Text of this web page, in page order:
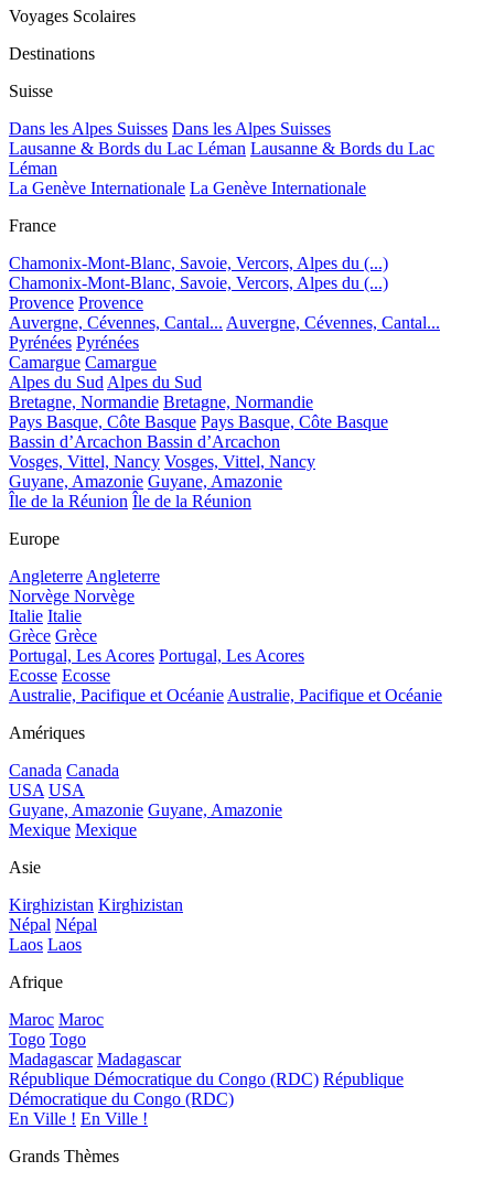
Voyages Scolaires
Destinations
Suisse
Dans les Alpes Suisses Dans les Alpes Suisses
Lausanne & Bords du Lac Léman Lausanne & Bords du Lac
Léman
La Genève Internationale La Genève Internationale
France
Chamonix-Mont-Blanc, Savoie, Vercors, Alpes du (...)
Chamonix-Mont-Blanc, Savoie, Vercors, Alpes du (...)
Provence Provence
Auvergne, Cévennes, Cantal... Auvergne, Cévennes, Cantal...
Pyrénées Pyrénées
Camargue Camargue
Alpes du Sud Alpes du Sud
Bretagne, Normandie Bretagne, Normandie
Pays Basque, Côte Basque Pays Basque, Côte Basque
Bassin d’Arcachon Bassin d’Arcachon
Vosges, Vittel, Nancy Vosges, Vittel, Nancy
Guyane, Amazonie Guyane, Amazonie
Île de la Réunion Île de la Réunion
Europe
Angleterre Angleterre
Norvège Norvège
Italie Italie
Grèce Grèce
Portugal, Les Acores Portugal, Les Acores
Ecosse Ecosse
Australie, Pacifique et Océanie Australie, Pacifique et Océanie
Amériques
Canada Canada
USA USA
Guyane, Amazonie Guyane, Amazonie
Mexique Mexique
Asie
Kirghizistan Kirghizistan
Népal Népal
Laos Laos
Afrique
Maroc Maroc
Togo Togo
Madagascar Madagascar
République Démocratique du Congo (RDC) République
Démocratique du Congo (RDC)
En Ville ! En Ville !
Grands Thèmes